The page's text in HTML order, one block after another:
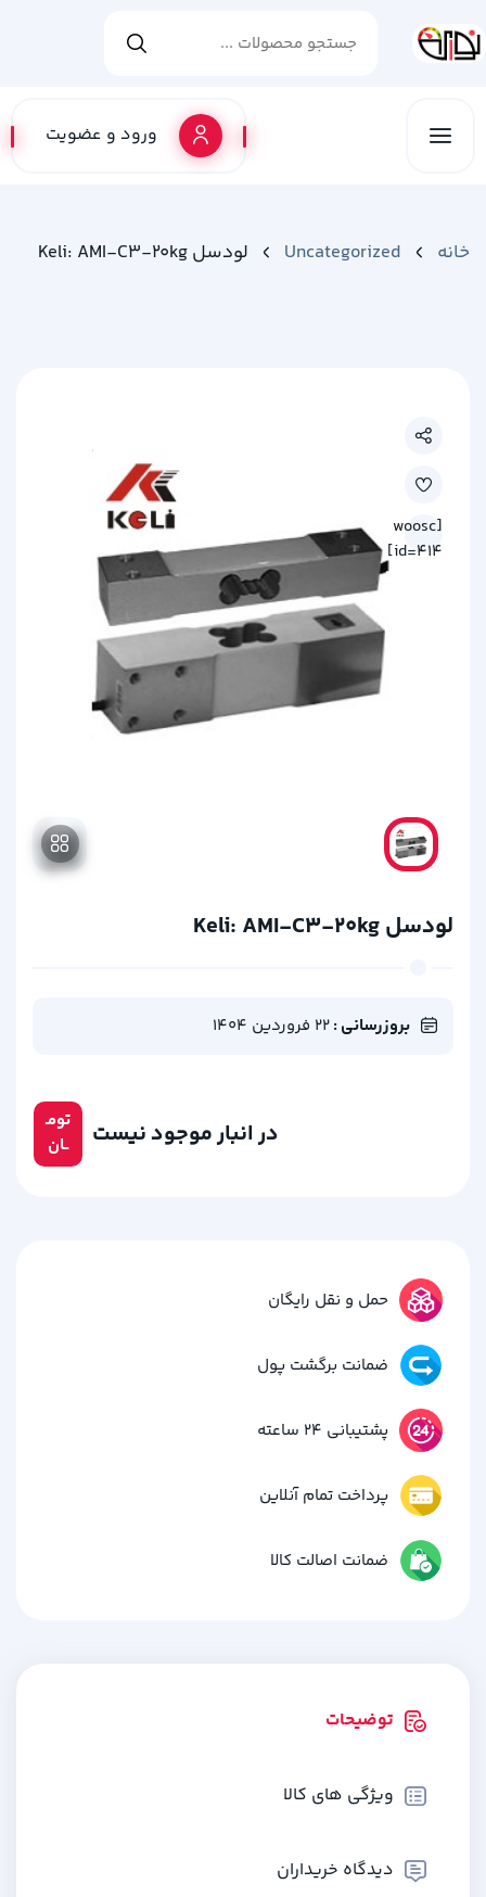
ورود و عضویت
خانه Uncategorized لودسل Keli: AMI-C3-20kg
[woosc
id=414]
لودسل Keli: AMI-C3-20kg
بروزرسانی :22 فروردین 1404
تومـ
ــان
در انبار موجود نیست
حمل و نقل رایگان
ضمانت برگشت پول
پشتیبانی 24 ساعته
پرداخت تمام آنلاین
ضمانت اصالت کالا
توضیحات
ویژگی های کالا
دیدگاه خریداران